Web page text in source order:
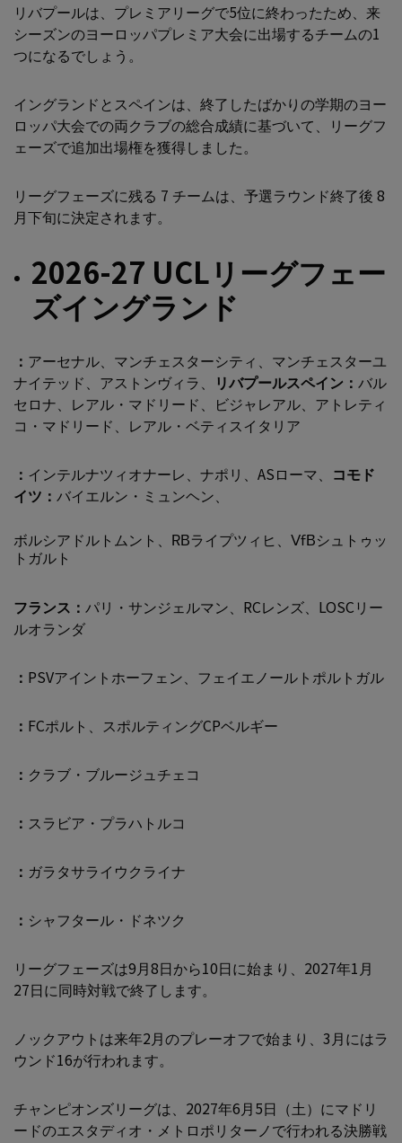
リバプールは、プレミアリーグで5位に終わったため、来
シーズンのヨーロッパプレミア大会に出場するチームの1
つになるでしょう。
イングランドとスペインは、終了したばかりの学期のヨー
ロッパ大会での両クラブの総合成績に基づいて、リーグフ
ェーズで追加出場権を獲得しました。
リーグフェーズに残る 7 チームは、予選ラウンド終了後 8
月下旬に決定されます。
2026-27 UCLリーグフェー
ズイングランド
： アーセナル、マンチェスターシティ、マンチェスターユ
ナイテッド、アストンヴィラ、
リバプールスペイン： バル
セロナ、レアル・マドリード、ビジャレアル、アトレティ
コ・マドリード、レアル・ベティスイタリア
： インテルナツィオナーレ、ナポリ、ASローマ、 コモド
イツ： バイエルン・ミュンヘン、
ボルシアドルトムント、RBライプツィヒ、VfBシュトゥッ
トガルト
フランス： パリ・サンジェルマン、RCレンズ、LOSCリー
ルオランダ
： PSVアイントホーフェン、フェイエノールトポルトガル
： FCポルト、スポルティングCPベルギー
： クラブ・ブルージュチェコ
： スラビア・プラハトルコ
： ガラタサライウクライナ
： シャフタール・ドネツク
リーグフェーズは9月8日から10日に始まり、2027年1月
27日に同時対戦で終了します。
ノックアウトは来年2月のプレーオフで始まり、3月にはラ
ウンド16が行われます。
チャンピオンズリーグは、2027年6月5日（土）にマドリ
ードのエスタディオ・メトロポリターノで行われる決勝戦